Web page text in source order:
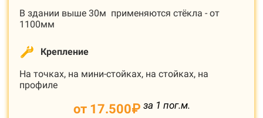
В здании выше 30м применяются стёкла - от
1100мм
Крепление
На точках, на мини-стойках, на стойках, на
профиле
от 17.500₽ за 1 пог.м.